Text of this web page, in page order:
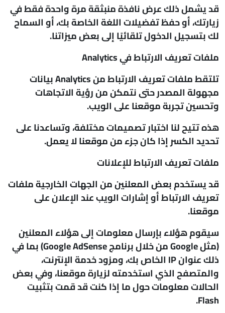
قد يشمل ذلك عرض نافذة منبثقة مرة واحدة فقط في
زيارتك، أو حفظ تفضيلات اللغة الخاصة بك، أو السماح
لك بتسجيل الدخول تلقائيًا إلى بعض ميزاتنا.
ملفات تعريف الارتباط في
تلتقط ملفات تعريف الارتباط من Analytics بيانات
مجهولة المصدر حتى نتمكن من رؤية الاتجاهات
وتحسين تجربة موقعنا على الويب.
هذه تتيح لنا اختبار تصميمات مختلفة، وتساعدنا على
تحديد الكسر إذا كان جزء من موقعنا لا يعمل.
ملفات تعريف الارتباط للإعلانات
قد يستخدم بعض المعلنين من الجهات الخارجية ملفات
تعريف الارتباط أو إشارات الويب عند الإعلان على
موقعنا.
سيقوم هؤلاء بإرسال معلومات إلى هؤلاء المعلنين
(مثل Google من خلال برنامج Google AdSense) بما في
ذلك عنوان IP الخاص بك، ومزود خدمة الإنترنت،
والمتصفح الذي استخدمته لزيارة موقعنا، وفي بعض
الحالات معلومات حول ما إذا كنت قد قمت بتثبيت
Flash.